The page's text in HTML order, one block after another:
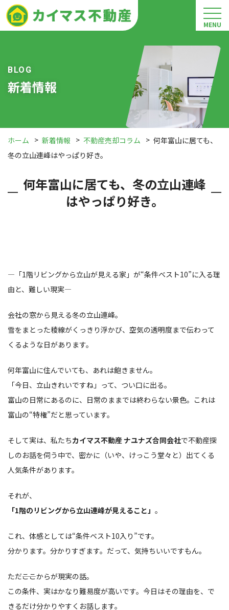
MENU
新着情報
BLOG
ホーム 新着情報 不動産売却コラム
何年富山に居ても、
冬の立山連峰はやっぱり好き。
何年富山に居ても、冬の立山連峰
はやっぱり好き。
—「1階リビングから立山が見える家」が“条件ベスト10”に入る理
由と、難しい現実—
会社の窓から見える冬の立山連峰。
雪をまとった稜線がくっきり浮かび、空気の透明度まで伝わって
くるような日があります。
何年富山に住んでいても、あれは飽きません。
「今日、立山きれいですね」って、つい口に出る。
富山の日常にあるのに、日常のままでは終わらない景色。これは
富山の“特権”だと思っています。
そして実は、私たちカイマス不動産 ナユナズ合同会社で不動産探
しのお話を伺う中で、密かに（いや、けっこう堂々と）出てくる
人気条件があります。
それが、
「1階のリビングから立山連峰が見えること」 。
これ、体感としては“条件ベスト10入り”です。
分かります。分かりすぎます。だって、気持ちいいですもん。
ただ――ここからが現実の話。
この条件、実はかなり難易度が高いです。今日はその理由を、で
きるだけ分かりやすくお話します。